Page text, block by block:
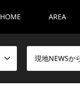
HOME AREA
現地NEWSか